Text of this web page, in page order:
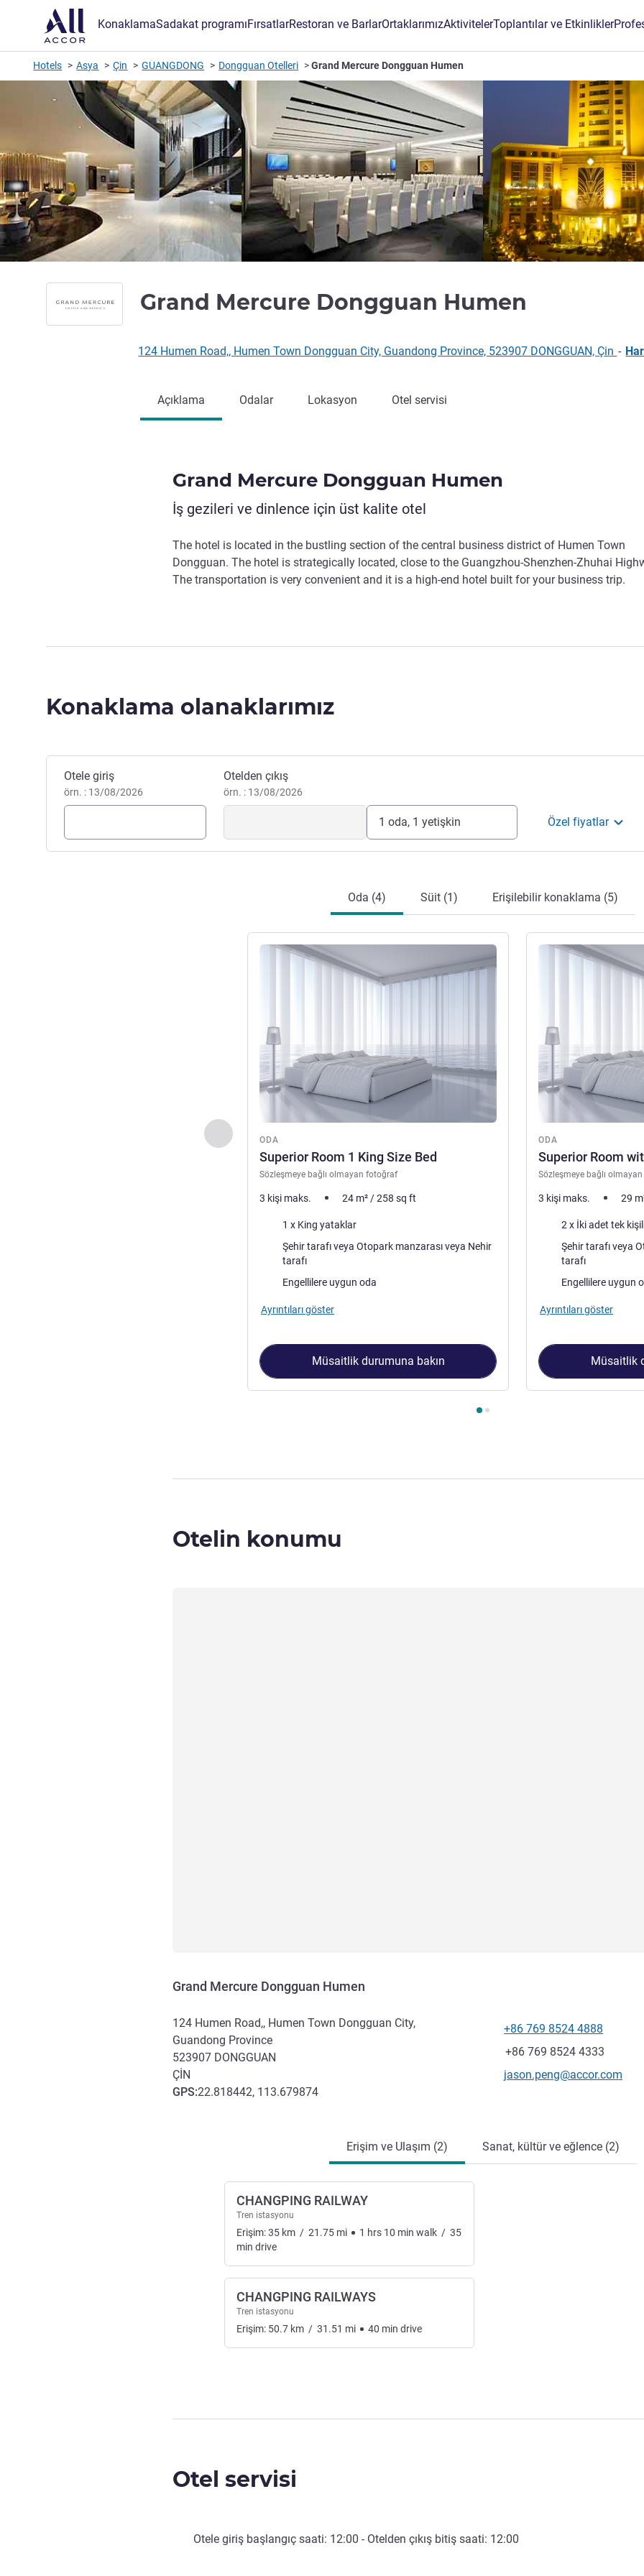
KonaklamaSadakat programıFırsatlarRestoran ve BarlarOrtaklarımızAktivitelerToplantılar ve Etkinlikler
Hotels Asya Çin GUANGDONG Dongguan Otelleri Grand Mercure Dongguan Humen
Grand Mercure Dongguan Humen
124 Humen Road,, Humen Town Dongguan City, Guandong Province, 523907 DONGGUAN, Çin -
Açıklama Odalar Lokasyon Otel servisi
Grand Mercure Dongguan Humen
İş gezileri ve dinlence için üst kalite otel
The hotel is located in the bustling section of the central business district of Humen Town
Dongguan. The hotel is strategically located, close to the Guangzhou-Shenzhen-Zhuhai
The transportation is very convenient and it is a high-end hotel built for your business trip.
Konaklama olanaklarımız
Bu otelde rezervasyon yaptırın
Otele giriş
örn. : 13/08/2026
Otelden çıkış
örn. : 13/08/2026
1 oda, 1 yetişkin Özel fiyatlar
Oda (4) Süit (1) Erişilebilir konaklama (5)
Önceki - Oda
ODA
Superior Room 1 King Size Bed
Sözleşmeye bağlı olmayan fotoğraf
Ayrıntıları göster
3 kişi maks. 24 m² /258 sq ft
1 x King yataklar
Manzara:Şehir tarafı veya Otopark manzarası veya Nehir
tarafı
Engellilere uygun oda
Ayrıntıları göster
Müsaitlik durumuna bakın
ODA
Superior Room
Sözleşmeye bağlı
Ayrıntıları göster
3 kişi maks. 29
2 x İki adet tek
Manzara:Şehir tarafı veya Otopark manzarası veya Nehir
tarafı
Engellilere uygun
Ayrıntıları göster
Müsaitlik
Otelin konumu
Grand Mercure Dongguan Humen
124 Humen Road,, Humen Town Dongguan City,
Guandong Province
523907 DONGGUAN
ÇIN
GPS:22.818442, 113.679874
Telefon
+86 769 8524 4888
Faks
+86 769 8524 4333
İletişim için e-posta
jason.peng@accor.com
Erişim ve Ulaşım (2) Sanat, kültür ve eğlence (2)
CHANGPING RAILWAY
Tren istasyonu
Erişim:35 km / 21.75 mi 1 hrs 10 min walk / 35
min drive
CHANGPING RAILWAYS
Tren istasyonu
Erişim: 50.7 km / 31.51 mi 40 min drive
Otel servisi
Otele giriş başlangıç saati: 12:00 - Otelden çıkış bitiş saati: 12:00